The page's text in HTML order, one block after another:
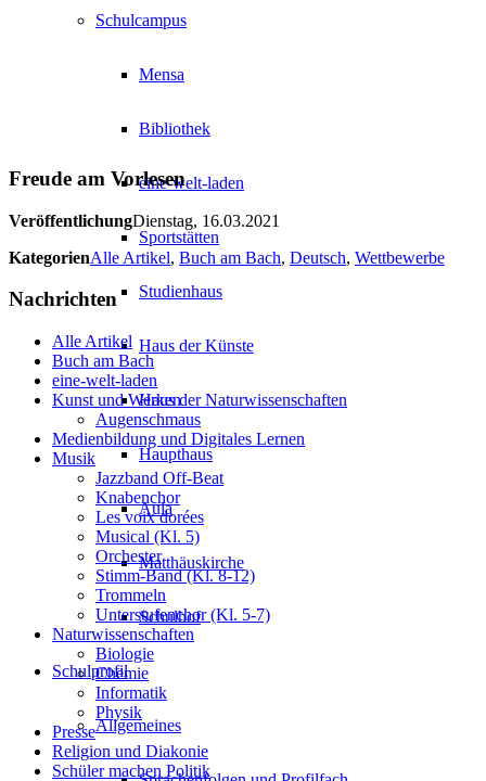
Schulcampus
Mensa
Bibliothek
eine-welt-laden
Sportstätten
Studienhaus
Haus der Künste
Haus der Naturwissenschaften
Haupthaus
Aula
Matthäuskirche
Schulhof
Schulprofil
Allgemeines
Freude am Vorlesen
VeröffentlichungDienstag, 16.03.2021
KategorienAlle Artikel, Buch am Bach, Deutsch, Wettbewerbe
Nachrichten
Alle Artikel
Buch am Bach
eine-welt-laden
Kunst und Werken
Augenschmaus
Medienbildung und Digitales Lernen
Musik
Jazzband Off-Beat
Knabenchor
Les voix dorées
Musical (Kl. 5)
Orchester
Stimm-Band (Kl. 8-12)
Trommeln
Unterstufenchor (Kl. 5-7)
Naturwissenschaften
Biologie
Chemie
Informatik
Physik
Presse
Religion und Diakonie
Schüler machen Politik